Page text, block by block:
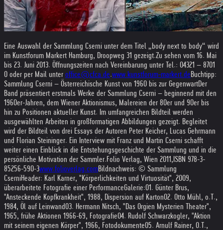
Eine Auswahl der Sammlung Cserni unter dem Titel „body next to body“ wird
im Kunstforum Markert Hamburg, Droopweg 31 gezeigt.Zu sehen vom 16. Mai
bis 23. Juni 2013. Öffnungszeiten nach Vereinbarung unter Tel.: 04321 – 8701
0 oder per Mail unter office@cfca.de.www.kunstforum-markert.deBuchtipp:
Sammlung Cserni – Österreichische Kunst von 1960 bis zur Gegenwart Der
Band präsentiert erstmals Werke der Sammlung Cserni – beginnend mit den
1960er-Jahren, dem Wiener Aktionismus, Malereien der 80er und 90er bis
hin zu Positionen aktueller Kunst. Im umfangreichen Bildteil werden
ausgewählten Arbeiten in großformatigen Abbildungen gezeigt. Begleitet
wird der Bildteil von drei Essays der Autoren Peter Keicher, Lucas Gehrmann
und Florian Steininger. Ein Interview mit Franz und Martin Cserni schafft
weiter einen Einblick in die Entstehungsgeschichte der Sammlung und in die
persönliche Motivation der Sammler.Folio Verlag, Wien 2011, ISBN 978-3-
85256-590-3www.folioverlag.comBildnachweis: © Sammlung
CserniHeader: Karl Karner, "Körperlichkeiten und Virtuosität", 2009,
überarbeitete Fotografie einer PerformanceGalerie:01. Günter Brus,
"Ansteckende Kopfkrankheit", 1988, Dispersion auf Karton02. Otto Mühl, o.T.,
1984, Öl auf Leinwand03. Hermann Nitsch, "Das Orgien Mysterien Theater",
1965, frühe Aktionen 1966-69, Fotografie04. Rudolf Schwarzkogler, "Aktion
mit seinem eigenen Körper", 1966, Fotodokumente05. Arnulf Rainer, O.T.,